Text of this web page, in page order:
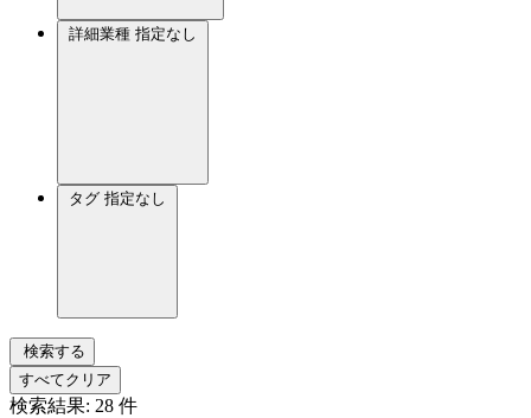
詳細業種 指定なし
タグ 指定なし
検索する
すべてクリア
検索結果: 28 件